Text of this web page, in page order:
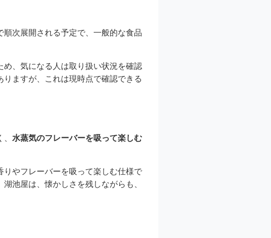
次展開される予定で、一般的な食品
、気になる人は取り扱い状況を確認
ますが、これは現時点で確認できる
水蒸気のフレーバーを吸って楽しむ
やフレーバーを吸って楽しむ仕様で
池屋は、懐かしさを残しながらも、